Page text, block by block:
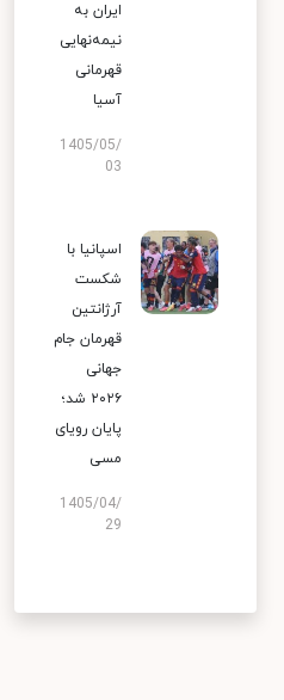
ایران به
نیمه‌نهایی
قهرمانی
آسیا
1405/05/
03
اسپانیا با
شکست
آرژانتین
قهرمان جام
جهانی
۲۰۲۶ شد؛
پایان رویای
مسی
1405/04/
29